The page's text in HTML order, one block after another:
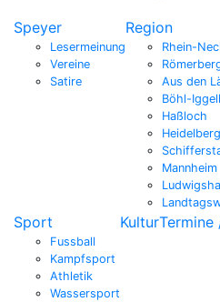
Speyer
Lesermeinung
Vereine
Satire
Region
Rhein-
Aus den
Böhl-
Haßloch
Heidelberg
Mannheim
Sport
Fussball
Kampfsport
Athletik
Wassersport
KulturTermine